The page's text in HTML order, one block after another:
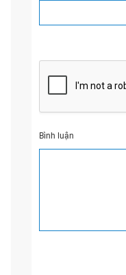
Bình luận